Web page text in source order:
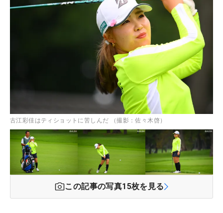
古江彩佳はティショットに苦しんだ （撮影：佐々木啓）
この記事の写真15枚を見る